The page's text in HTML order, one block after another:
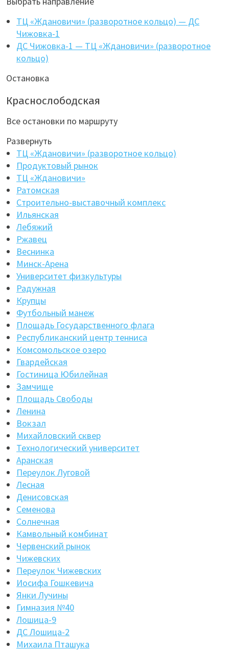
ТЦ «Ждановичи» (разворотное кольцо) — ДС
Чижовка-1
ДС Чижовка-1 — ТЦ «Ждановичи» (разворотное
кольцо)
Остановка
Краснослободская
Все остановки по маршруту
Развернуть
ТЦ «Ждановичи» (разворотное кольцо)
Продуктовый рынок
ТЦ «Ждановичи»
Ратомская
Строительно-выставочный комплекс
Ильянская
Лебяжий
Ржавец
Веснинка
Минск-Арена
Университет физкультуры
Радужная
Крупцы
Футбольный манеж
Площадь Государственного флага
Республиканский центр тенниса
Комсомольское озеро
Гвардейская
Гостиница Юбилейная
Замчище
Площадь Свободы
Ленина
Вокзал
Михайловский сквер
Технологический университет
Аранская
Переулок Луговой
Лесная
Денисовская
Семенова
Солнечная
Камвольный комбинат
Червенский рынок
Чижевских
Переулок Чижевских
Иосифа Гошкевича
Янки Лучины
Гимназия №40
Лошица-9
ДС Лошица-2
Михаила Пташука